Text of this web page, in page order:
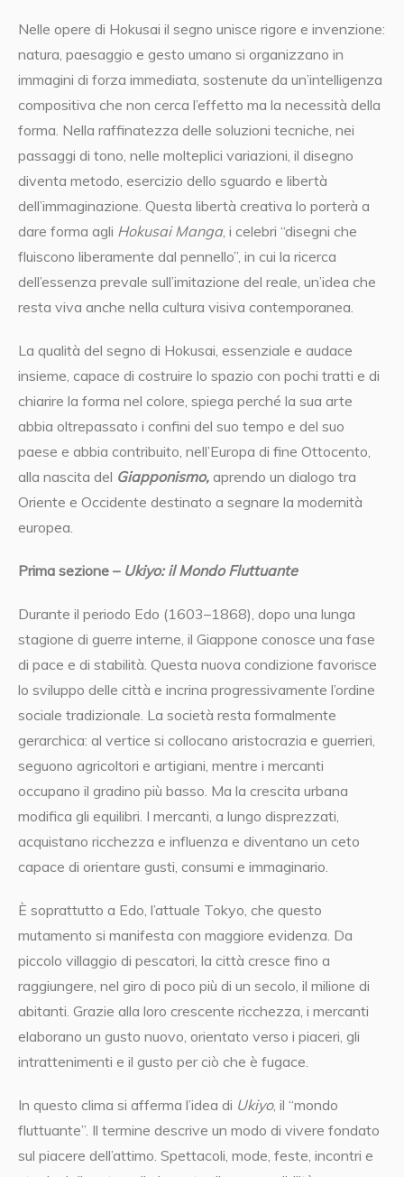
Nelle opere di Hokusai il segno unisce rigore e invenzione:
natura, paesaggio e gesto umano si organizzano in
immagini di forza immediata, sostenute da un’intelligenza
compositiva che non cerca l’effetto ma la necessità della
forma. Nella raffinatezza delle soluzioni tecniche, nei
passaggi di tono, nelle molteplici variazioni, il disegno
diventa metodo, esercizio dello sguardo e libertà
dell’immaginazione. Questa libertà creativa lo porterà a
dare forma agli Hokusai Manga, i celebri “disegni che
fluiscono liberamente dal pennello”, in cui la ricerca
dell’essenza prevale sull’imitazione del reale, un’idea che
resta viva anche nella cultura visiva contemporanea.
La qualità del segno di Hokusai, essenziale e audace
insieme, capace di costruire lo spazio con pochi tratti e di
chiarire la forma nel colore, spiega perché la sua arte
abbia oltrepassato i confini del suo tempo e del suo
paese e abbia contribuito, nell’Europa di fine Ottocento,
alla nascita del Giapponismo,aprendo un dialogo tra
Oriente e Occidente destinato a segnare la modernità
europea.
Prima sezione – Ukiyo: il Mondo Fluttuante
Durante il periodo Edo (1603–1868), dopo una lunga
stagione di guerre interne, il Giappone conosce una fase
di pace e di stabilità. Questa nuova condizione favorisce
lo sviluppo delle città e incrina progressivamente l’ordine
sociale tradizionale. La società resta formalmente
gerarchica: al vertice si collocano aristocrazia e guerrieri,
seguono agricoltori e artigiani, mentre i mercanti
occupano il gradino più basso. Ma la crescita urbana
modifica gli equilibri. I mercanti, a lungo disprezzati,
acquistano ricchezza e influenza e diventano un ceto
capace di orientare gusti, consumi e immaginario.
È soprattutto a Edo, l’attuale Tokyo, che questo
mutamento si manifesta con maggiore evidenza. Da
piccolo villaggio di pescatori, la città cresce fino a
raggiungere, nel giro di poco più di un secolo, il milione di
abitanti. Grazie alla loro crescente ricchezza, i mercanti
elaborano un gusto nuovo, orientato verso i piaceri, gli
intrattenimenti e il gusto per ciò che è fugace.
In questo clima si afferma l’idea di Ukiyo, il “mondo
fluttuante”. Il termine descrive un modo di vivere fondato
sul piacere dell’attimo. Spettacoli, mode, feste, incontri e